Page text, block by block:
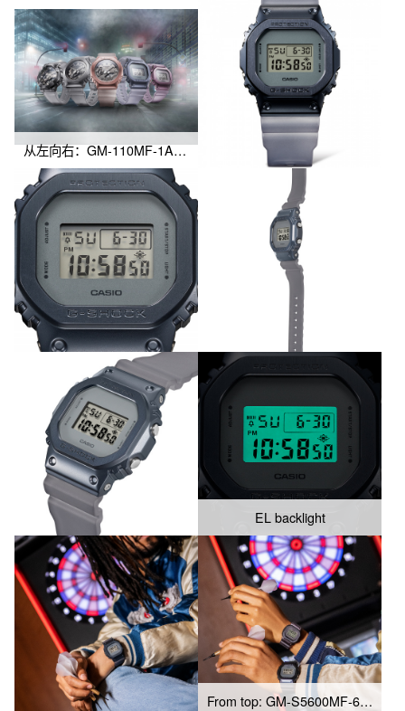
从左向右：GM-110MF-1A、GM-S2100MF-1A、GM-2100MF-5A、GM-5600MF-2、GM-S5600MF-6
EL backlight
From top: GM-S5600MF-6, GM-5600MF-2